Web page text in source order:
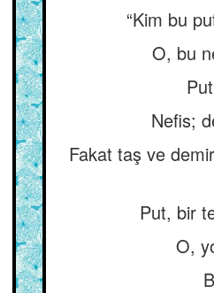
“Kim bu
O, bu
Nefis;
Fakat taş ve
Put, bir
O,